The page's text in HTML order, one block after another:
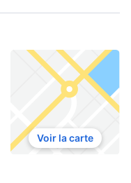
Voir la carte